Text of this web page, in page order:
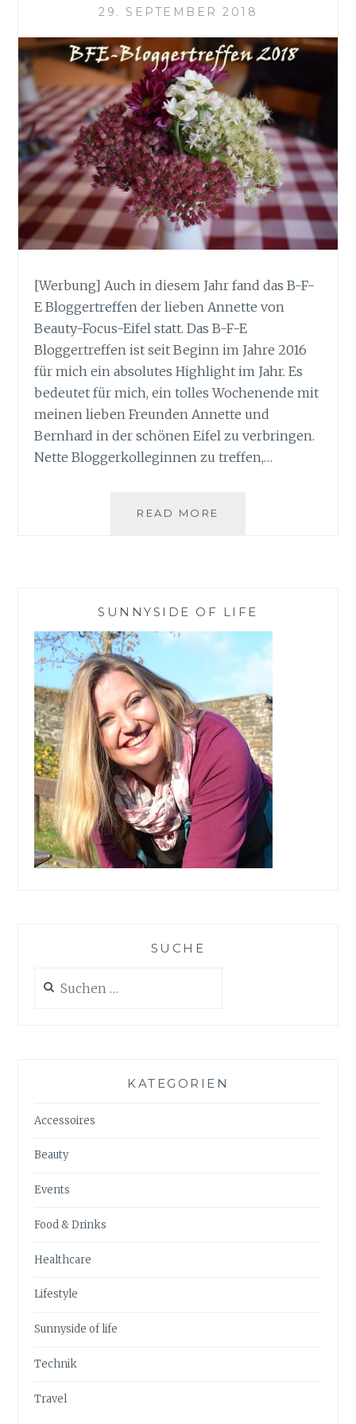
29. SEPTEMBER 2018
[Werbung] Auch in diesem Jahr fand das B-F-
E Bloggertreffen der lieben Annette von
Beauty-Focus-Eifel statt. Das B-F-E
Bloggertreffen ist seit Beginn im Jahre 2016
für mich ein absolutes Highlight im Jahr. Es
bedeutet für mich, ein tolles Wochenende mit
meinen lieben Freunden Annette und
Bernhard in der schönen Eifel zu verbringen.
Nette Bloggerkolleginnen zu treffen,…
READ MORE
DER
EIFEL
SUNNYSIDE OF LIFE
SUCHE
nach:
KATEGORIEN
Accessoires
Beauty
Events
Food & Drinks
Healthcare
Lifestyle
Sunnyside of life
Technik
Travel